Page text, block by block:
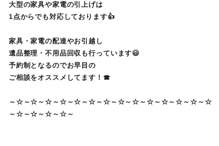
大型の家具や家電の引上げは
1点からでも対応しております👍
家具・家電の配達やお引越し
遺品整理・不用品回収も行っています😃
予約制となるのでお早目の
ご相談をオススメしてます！☎
～☆～☆～☆～☆～☆～☆～☆～☆～☆～☆～☆～☆～☆～☆
～☆～☆～☆～☆～